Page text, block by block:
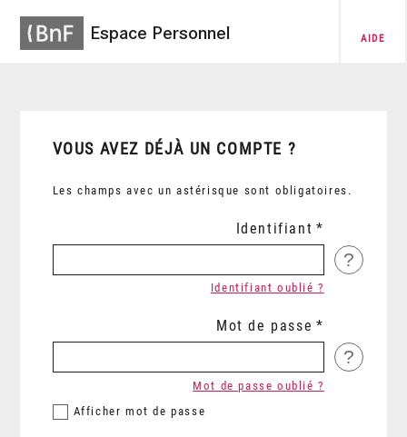
Espace Personnel AIDE
VOUS AVEZ DÉJÀ UN COMPTE ?
Les champs avec un astérisque sont obligatoires.
Identifiant
?
Identifiant oublié ?
Mot de passe
?
Afficher mot de passe
Mot de passe oublié ?